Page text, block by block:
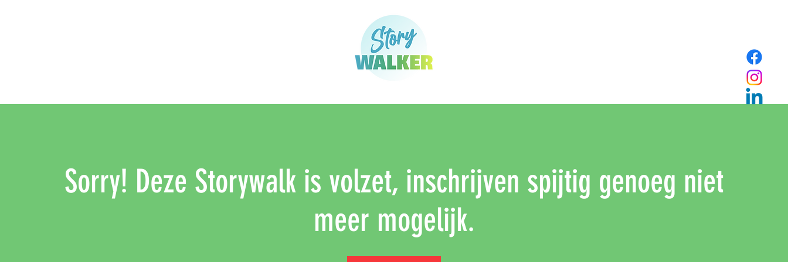
Sorry! Deze Storywalk is volzet, inschrijven spijtig genoeg niet
meer mogelijk.